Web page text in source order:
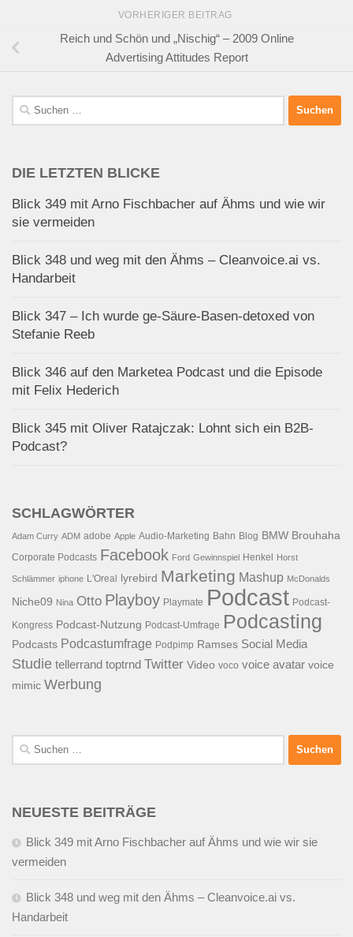
VORHERIGER BEITRAG
Reich und Schön und „Nischig“ – 2009 Online
Advertising Attitudes Report
Suchen
nach:
DIE LETZTEN BLICKE
Blick 349 mit Arno Fischbacher auf Ähms und wie wir
sie vermeiden
Blick 348 und weg mit den Ähms – Cleanvoice.ai vs.
Handarbeit
Blick 347 – Ich wurde ge-Säure-Basen-detoxed von
Stefanie Reeb
Blick 346 auf den Marketea Podcast und die Episode
mit Felix Hederich
Blick 345 mit Oliver Ratajczak: Lohnt sich ein B2B-
Podcast?
SCHLAGWÖRTER
Adam Curry ADM adobe Apple Audio-Marketing Bahn Blog BMW Brouhaha
Corporate Podcasts Facebook Ford Gewinnspiel Henkel Horst
Schlämmer iphone L'Oreal lyrebird Marketing Mashup McDonalds
Niche09 Nina Otto Playboy Playmate Podcast Podcast-
Kongress Podcast-Nutzung Podcast-Umfrage Podcasting
Podcasts Podcastumfrage Podpimp Ramses Social Media
Studie tellerrand toptrnd Twitter Video voco voice avatar voice
mimic Werbung
Suchen
nach:
NEUESTE BEITRÄGE
Blick 349 mit Arno Fischbacher auf Ähms und wie wir sie
vermeiden
Blick 348 und weg mit den Ähms – Cleanvoice.ai vs.
Handarbeit